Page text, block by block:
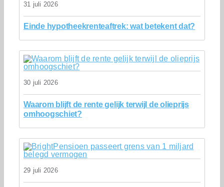
31 juli 2026
Einde hypotheekrenteaftrek: wat betekent dat?
30 juli 2026
Waarom blijft de rente gelijk terwijl de olieprijs
omhoogschiet?
29 juli 2026